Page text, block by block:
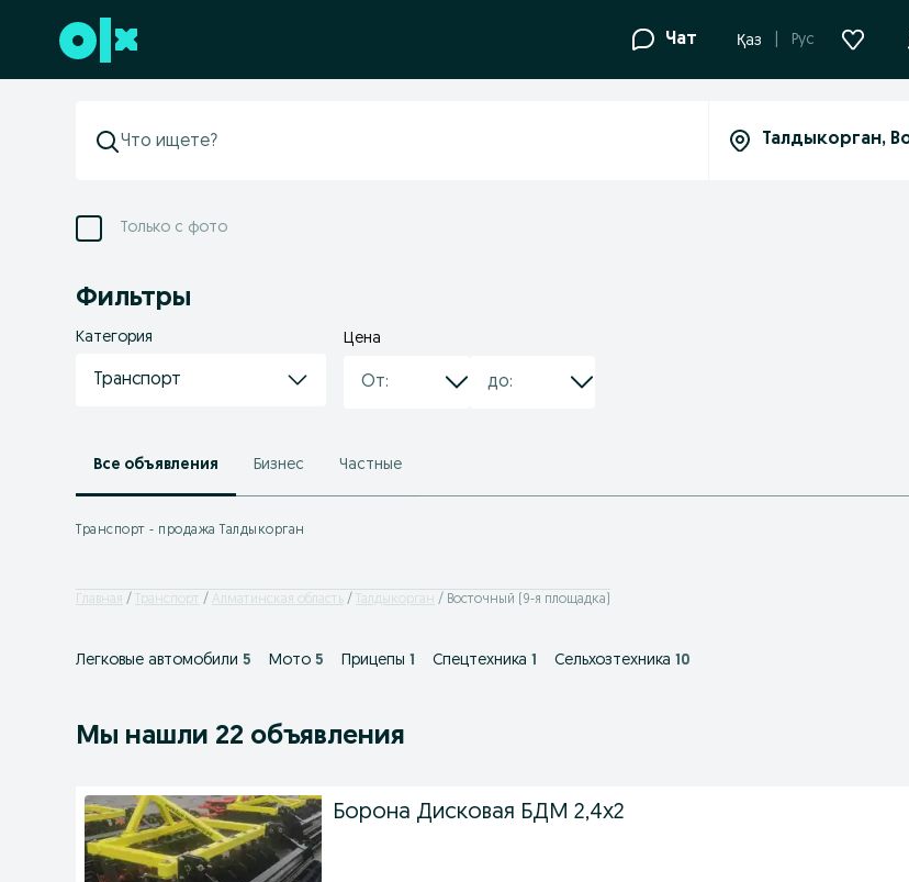
Перейти к нижнему колонтитулу Чат Қаз Рус
Только с фото
Фильтры
Категория
Транспорт
Цена
Все объявления Бизнес Частные
Транспорт - продажа Талдыкорган
Главная Транспорт Алматинская область Талдыкорган Восточный (9-я площадка)
Легковые автомобили 5 Мото 5 Прицепы 1 Спецтехника 1 Сельхозтехника 10
Мы нашли 22 объявления
Борона Дисковая БДМ 2,4х2